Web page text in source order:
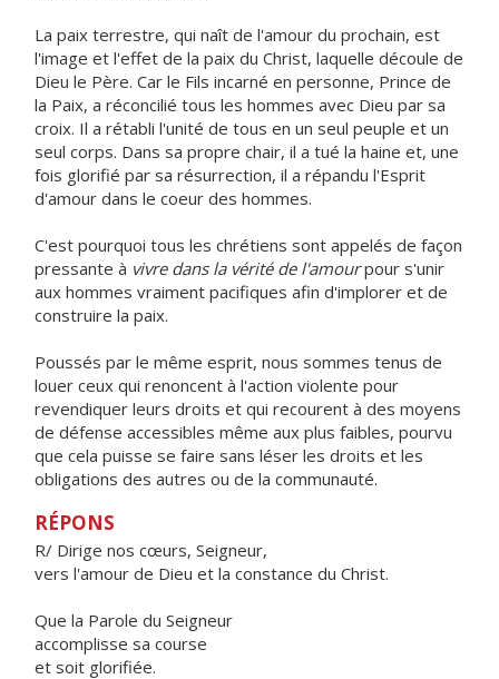
La paix terrestre, qui naît de l'amour du prochain, est
l'image et l'effet de la paix du Christ, laquelle découle de
Dieu le Père. Car le Fils incarné en personne, Prince de
la Paix, a réconcilié tous les hommes avec Dieu par sa
croix. Il a rétabli l'unité de tous en un seul peuple et un
seul corps. Dans sa propre chair, il a tué la haine et, une
fois glorifié par sa résurrection, il a répandu l'Esprit
d'amour dans le coeur des hommes.
C'est pourquoi tous les chrétiens sont appelés de façon
pressante à vivre dans la vérité de l'amourpour s'unir
aux hommes vraiment pacifiques afin d'implorer et de
construire la paix.
Poussés par le même esprit, nous sommes tenus de
louer ceux qui renoncent à l'action violente pour
revendiquer leurs droits et qui recourent à des moyens
de défense accessibles même aux plus faibles, pourvu
que cela puisse se faire sans léser les droits et les
obligations des autres ou de la communauté.
RÉPONS
R/ Dirige nos cœurs, Seigneur,
vers l'amour de Dieu et la constance du Christ.
Que la Parole du Seigneur
accomplisse sa course
et soit glorifiée.